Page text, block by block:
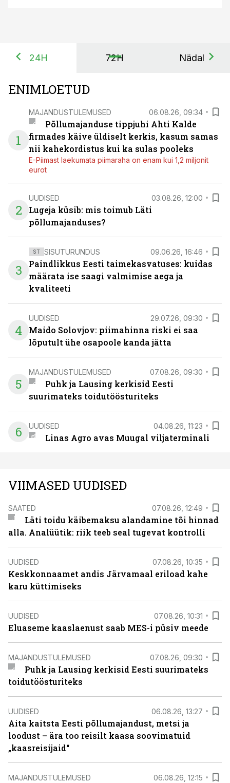
24H 72H Nädal
ENIMLOETUD
1
MAJANDUSTULEMUSED 06.08.26, 09:34
Põllumajanduse tippjuhi Ahti Kalde
firmades käive üldiselt kerkis, kasum samas
nii kahekordistus kui ka sulas pooleks
E-Piimast laekumata piimaraha on enam kui 1,2 miljonit
eurot
2
UUDISED 03.08.26, 12:00
Lugeja küsib: mis toimub Läti
põllumajanduses?
3
ST SISUTURUNDUS 09.06.26, 16:46
Paindlikkus Eesti taimekasvatuses: kuidas
määrata ise saagi valmimise aega ja
kvaliteeti
4
UUDISED 29.07.26, 09:30
Maido Solovjov: piimahinna riski ei saa
lõputult ühe osapoole kanda jätta
5
MAJANDUSTULEMUSED 07.08.26, 09:30
Puhk ja Lausing kerkisid Eesti
suurimateks toidutöösturiteks
6 UUDISED 04.08.26, 11:23
Linas Agro avas Muugal viljaterminali
VIIMASED UUDISED
SAATED 07.08.26, 12:49
Läti toidu käibemaksu alandamine tõi hinnad
alla. Analüütik: riik teeb seal tugevat kontrolli
UUDISED 07.08.26, 10:35
Keskkonnaamet andis Järvamaal eriload kahe
karu küttimiseks
UUDISED 07.08.26, 10:31
Eluaseme kaaslaenust saab MES-i püsiv meede
MAJANDUSTULEMUSED 07.08.26, 09:30
Puhk ja Lausing kerkisid Eesti suurimateks
toidutöösturiteks
UUDISED 06.08.26, 13:27
Aita kaitsta Eesti põllumajandust, metsi ja
loodust – ära too reisilt kaasa soovimatuid
„kaasreisijaid“
MAJANDUSTULEMUSED 06.08.26, 12:15